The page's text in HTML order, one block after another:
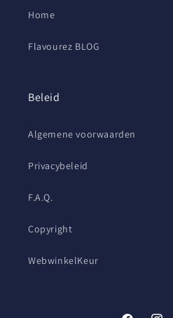
Home
Flavourez BLOG
Beleid
Algemene voorwaarden
Privacybeleid
F.A.Q.
Copyright
WebwinkelKeur